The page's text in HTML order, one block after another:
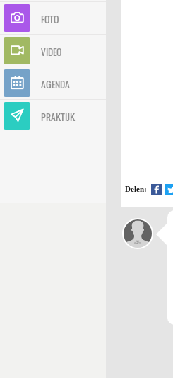
FOTO
VIDEO
AGENDA
PRAKTIJK
Delen: